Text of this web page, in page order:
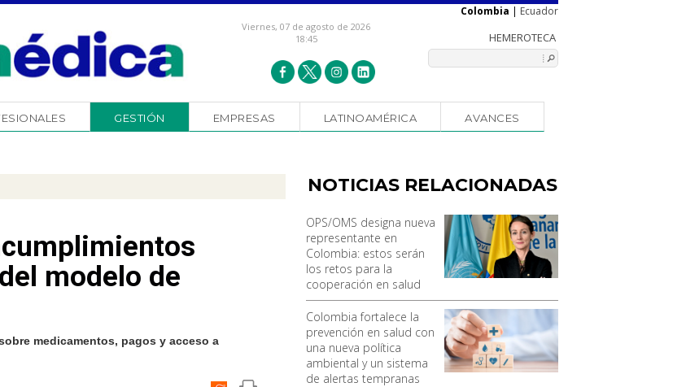
Viernes, 07 de agosto de 2026
18:45
Colombia | Ecuador
GESTIÓN EMPRESAS LATINOAMÉRICA AVANCES
NOTICIAS RELACIONADAS
OPS/OMS designa nueva
representante en
Colombia: estos serán
los retos para la
cooperación en salud
Colombia fortalece la
prevención en salud con
una nueva política
ambiental y un sistema
de alertas tempranas
modelo de
medicamentos, pagos y acceso a